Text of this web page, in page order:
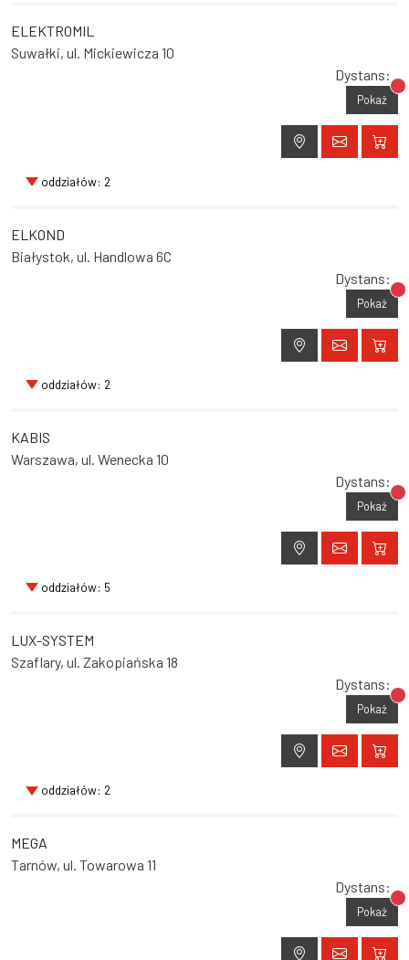
ELEKTROMIL
Suwałki, ul. Mickiewicza 10
Dystans:
Pokaż
oddziałów: 2
ELKOND
Białystok, ul. Handlowa 6C
Dystans:
Pokaż
oddziałów: 2
KABIS
Warszawa, ul. Wenecka 10
Dystans:
Pokaż
oddziałów: 5
LUX-SYSTEM
Szaflary, ul. Zakopiańska 18
Dystans:
Pokaż
oddziałów: 2
MEGA
Tarnów, ul. Towarowa 11
Dystans:
Pokaż